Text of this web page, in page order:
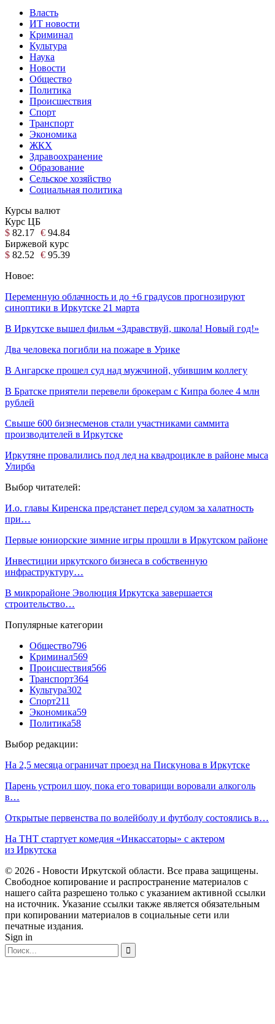
Власть
ИТ новости
Криминал
Культура
Наука
Новости
Общество
Политика
Происшествия
Спорт
Транспорт
Экономика
ЖКХ
Здравоохранение
Образование
Сельское хозяйство
Социальная политика
Курсы валют
Курс ЦБ
$ 82.17 € 94.84
Биржевой курс
$ 82.52 € 95.39
Новое:
Переменную облачность и до +6 градусов прогнозируют
синоптики в Иркутске 21 марта
В Иркутске вышел фильм «Здравствуй, школа! Новый год!»
Два человека погибли на пожаре в Урике
В Ангарске прошел суд над мужчиной, убившим коллегу
В Братске приятели перевели брокерам с Кипра более 4 млн
рублей
Свыше 600 бизнесменов стали участниками саммита
производителей в Иркутске
Иркутяне провалились под лед на квадроцикле в районе мыса
Улирба
Выбор читателей:
И.о. главы Киренска предстанет перед судом за халатность
при…
Первые юниорские зимние игры прошли в Иркутском районе
Инвестиции иркутского бизнеса в собственную
инфраструктуру…
В микрорайоне Эволюция Иркутска завершается
строительство…
Популярные категории
Общество796
Криминал569
Происшествия566
Транспорт364
Культура302
Спорт211
Экономика59
Политика58
Выбор редакции:
На 2,5 месяца ограничат проезд на Пискунова в Иркутске
Парень устроил шоу, пока его товарищи воровали алкоголь
в…
Открытые первенства по волейболу и футболу состоялись в…
На ТНТ стартует комедия «Инкассаторы» с актером
из Иркутска
© 2026 - Новости Иркутской области. Все права защищены.
Свободное копирование и распространение материалов с
нашего сайта разрешено только с указанием активной ссылки
на источник. Указание ссылки также является обязательным
при копировании материалов в социальные сети или
печатные издания.
Sign in